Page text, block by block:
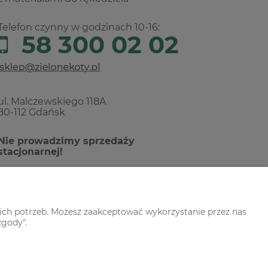
czynny w godzinach 10-16:
58 300 02 02
Malczewskiego 118A
112 Gdańsk
prowadzimy sprzedaży
potrzeb. Możesz zaakceptować wykorzystanie przez nas